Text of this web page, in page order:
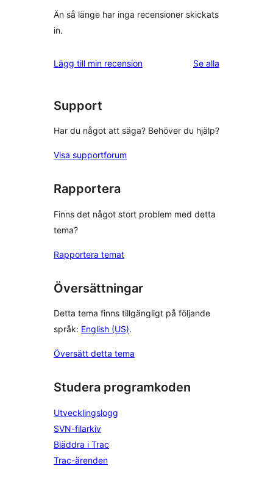
Än så länge har inga recensioner skickats
in.
Lägg till min recension Se alla
Support
Har du något att säga? Behöver du hjälp?
Visa supportforum
Rapportera
Finns det något stort problem med detta
tema?
Rapportera temat
Översättningar
Detta tema finns tillgängligt på följande
språk: English (US).
Översätt detta tema
Studera programkoden
Utvecklingslogg
SVN-filarkiv
Bläddra i Trac
Trac-ärenden